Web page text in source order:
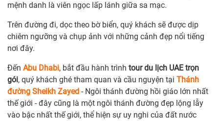
mệnh danh là viên ngọc lấp lánh giữa sa mạc.
Trên đường đi, dọc theo bờ biển, quý khách sẽ được dịp
chiêm ngưỡng và chụp ảnh với những cảnh đẹp nổi tiếng
nơi đây.
Đến Abu Dhabi, bắt đầu hành trình tour du lịch UAE trọn
gói, quý khách ghé tham quan và cầu nguyện tại Thánh
đường Sheikh Zayed - Ngôi thánh đường hồi giáo lớn nhất
thế giới - đây cũng là một ngôi thánh đường đẹp lộng lẫy
vào bậc nhất thế giới, thể hiện sự uy nghi của đất nước